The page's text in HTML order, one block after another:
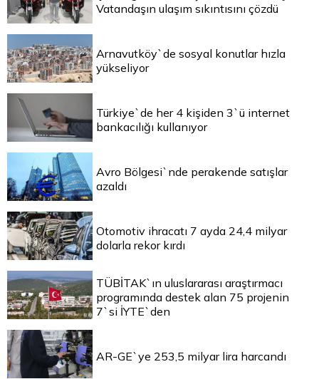
Vatandaşın ulaşım sıkıntısını çözdü
Arnavutköy`de sosyal konutlar hızla
yükseliyor
Türkiye`de her 4 kişiden 3`ü internet
bankacılığı kullanıyor
Avro Bölgesi`nde perakende satışlar
azaldı
Otomotiv ihracatı 7 ayda 24,4 milyar
dolarla rekor kırdı
TÜBİTAK`ın uluslararası araştırmacı
programında destek alan 75 projenin
7`si İYTE`den
AR-GE`ye 253,5 milyar lira harcandı